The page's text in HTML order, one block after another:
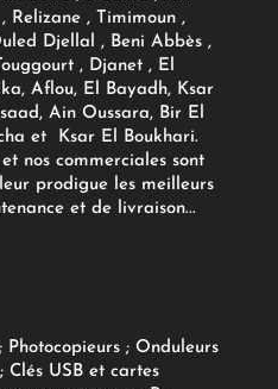
, Timimoun ,
Djellal , Beni Abbès ,
, Djanet , El
Aflou, El Bayadh, Ksar
Ain Oussara, Bir El
et Ksar El Boukhari.
nos commerciales sont
prodigue les meilleurs
et de livraison...
Photocopieurs; Onduleurs
; Clés USB et cartes